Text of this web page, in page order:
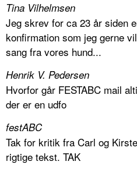
Tina Vilhelmsen
Jeg skrev for ca 23 år siden
konfirmation som jeg gerne
sang fra vores hund...
Henrik V. Pedersen
Hvorfor går FESTABC mail
der er en udfo
festABC
Tak for kritik fra Carl og
rigtige tekst. TAK